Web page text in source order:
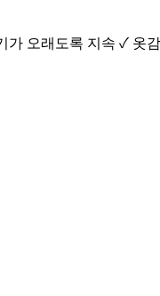
오래도록 지속 ✓ 옷